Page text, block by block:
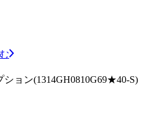
ョン(1314GH0810G69★40-S)